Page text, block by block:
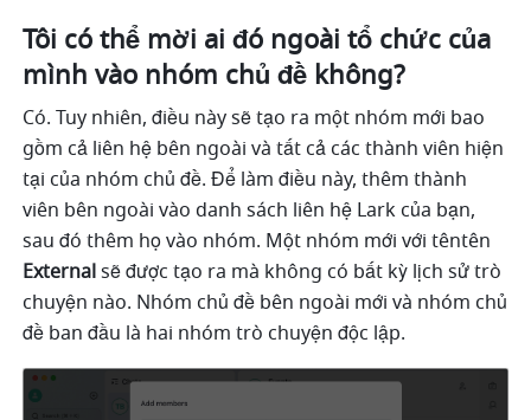
Tôi có thể mời ai đó ngoài tổ chức của
mình vào nhóm chủ đề không?
Có. Tuy nhiên, điều này sẽ tạo ra một nhóm mới bao
gồm cả liên hệ bên ngoài và tất cả các thành viên hiện
tại của nhóm chủ đề. Để làm điều này, thêm thành
viên bên ngoài vào danh sách liên hệ Lark của bạn,
External sẽ được tạo ra mà không có bất kỳ lịch sử trò
chuyện nào. Nhóm chủ đề bên ngoài mới và nhóm chủ
đề ban đầu là hai nhóm trò chuyện độc lập.